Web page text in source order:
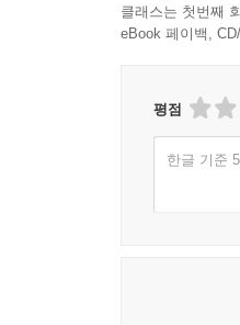
클래스는 첫번째
eBook 페이백,
평점
한글 기준